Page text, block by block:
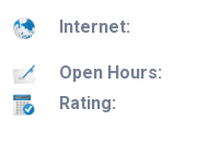
Internet:
Open Hours:
Rating: